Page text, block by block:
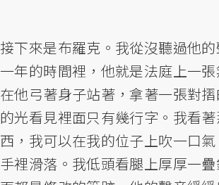
接下來是布羅克。我從沒聽過他
一年的時間裡，他就是法庭上一
在他弓著身子站著，拿著一張對
的光看見裡面只有幾行字。我看
西，我可以在我的位子上吹一口
手裡滑落。我低頭看腿上厚厚一